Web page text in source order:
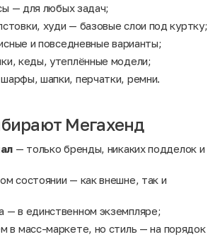
— для любых задач;
худи — базовые слои под куртку;
и повседневные варианты;
кеды, утеплённые модели;
шапки, перчатки, ремни.
Мегахенд
— только бренды, никаких подделок и
состоянии — как внешне, так и
— в единственном экземпляре;
в масс-маркете, но стиль — на порядок